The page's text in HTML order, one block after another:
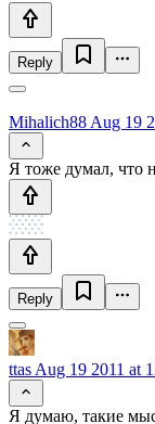
Reply
Mihalich88 Aug 19
Я тоже думал, что
Reply
ttas Aug 19 2011 at
Я думаю, такие